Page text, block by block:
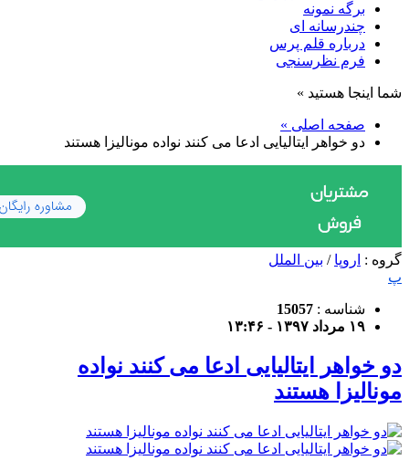
برگه نمونه
چندرسانه ای
درباره قلم پرس
فرم نظرسنجی
شما اینجا هستید »
صفحه اصلی »
دو خواهر ایتالیایی ادعا می کنند نواده مونالیزا هستند
گروه : اروپا / بین الملل
پ
شناسه : 15057
۱۹ مرداد ۱۳۹۷ - ۱۳:۴۶
دو خواهر ایتالیایی ادعا می کنند نواده
مونالیزا هستند